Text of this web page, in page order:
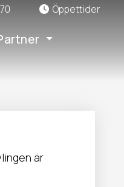
Öppettider
är